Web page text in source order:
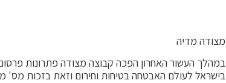
מצודה מדיה
במהלך העשור האחרון הפכה קבוצה מצודה פתרונות
בישראל לעולם האבטחה בטיחות וחירום וזאת בזכות מס'